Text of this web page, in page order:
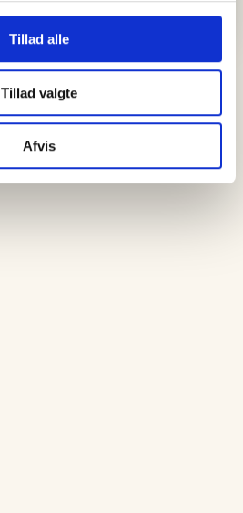
Tillad alle
Tillad valgte
Afvis